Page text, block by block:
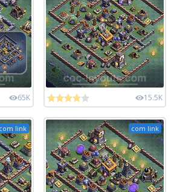
65K 15.5K
com link com link